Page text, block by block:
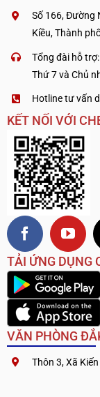
Số 166, Đường
Kiều, Thành
Tổng đài hỗ trợ:
Thứ 7 và Chủ
Hotline tư vấn
KẾT NỐI VỚI
TẢI ỨNG DỤNG
VĂN PHÒNG
Thôn 3, Xã